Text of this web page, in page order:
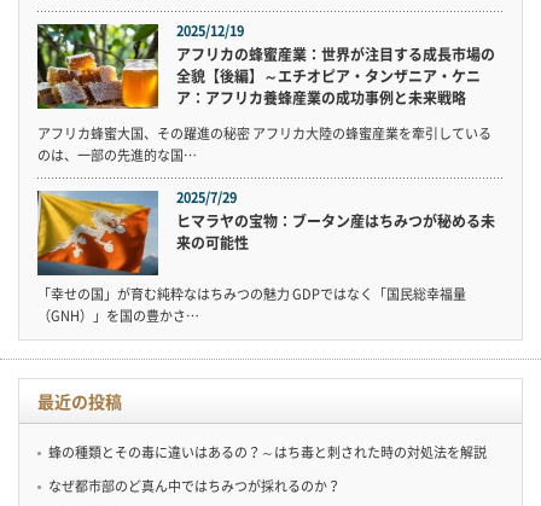
2025/12/19
アフリカの蜂蜜産業：世界が注目する成長市場の
全貌【後編】～エチオピア・タンザニア・ケニ
ア：アフリカ養蜂産業の成功事例と未来戦略
アフリカ蜂蜜大国、その躍進の秘密 アフリカ大陸の蜂蜜産業を牽引している
のは、一部の先進的な国…
2025/7/29
ヒマラヤの宝物：ブータン産はちみつが秘める未
来の可能性
「幸せの国」が育む純粋なはちみつの魅力 GDPではなく「国民総幸福量
（GNH）」を国の豊かさ…
最近の投稿
蜂の種類とその毒に違いはあるの？～はち毒と刺された時の対処法を解説
なぜ都市部のど真ん中ではちみつが採れるのか？